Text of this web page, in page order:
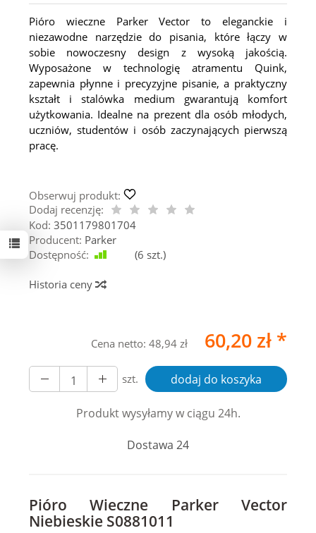
Pióro wieczne Parker Vector to eleganckie i
niezawodne narzędzie do pisania, które łączy w
sobie nowoczesny design z wysoką jakością.
Wyposażone w technologię atramentu Quink,
zapewnia płynne i precyzyjne pisanie, a praktyczny
kształt i stalówka medium gwarantują komfort
użytkowania. Idealne na prezent dla osób młodych,
uczniów, studentów i osób zaczynających pierwszą
pracę.
Obserwuj produkt:
Dodaj recenzję:
Kod: 3501179801704
Producent: Parker
Dostępność:
(6 szt.)
Historia ceny
Cena netto: 48,94 zł 60,20 zł *
szt. dodaj do koszyka
Produkt wysyłamy w ciągu 24h.
Dostawa 24
Pióro Wieczne Parker Vector
Niebieskie S0881011